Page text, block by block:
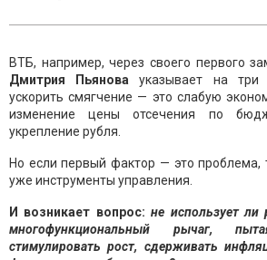
ВТБ, например, через своего первого
Дмитрия Пьяновауказывает на три
ускорить смягчение — это слабую
изменение цены отсечения по
укрепление рубля.
Но если первый фактор — это проблема,
уже инструменты управления.
И возникает вопрос: не использует ли
многофункциональный рычаг,
стимулировать рост, сдерживать